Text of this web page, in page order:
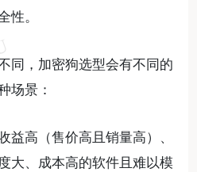
性。
同，加密狗选型会有不同的
场景：
益高（售价高且销量高）、
大、成本高的软件且难以模